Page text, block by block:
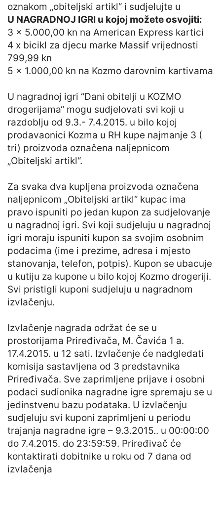
oznakom „obiteljski artikl“ i sudjelujte u
U NAGRADNOJ IGRI u kojoj možete osvojiti:
3 x 5.000,00 kn na American Express kartici
4 x bicikl za djecu marke Massif vrijednosti
799,99 kn
5 x 1.000,00 kn na Kozmo darovnim kartivama
U nagradnoj igri “Dani obitelji u KOZMO
drogerijama“ mogu sudjelovati svi koji u
razdoblju od 9.3.- 7.4.2015. u bilo kojoj
prodavaonici Kozma u RH kupe najmanje 3 (
tri) proizvoda označena naljepnicom
„Obiteljski artikl“.
Za svaka dva kupljena proizvoda označena
naljepnicom „Obiteljski artikl“ kupac ima
pravo ispuniti po jedan kupon za sudjelovanje
u nagradnoj igri. Svi koji sudjeluju u nagradnoj
igri moraju ispuniti kupon sa svojim osobnim
podacima (ime i prezime, adresa i mjesto
stanovanja, telefon, potpis). Kupon se ubacuje
u kutiju za kupone u bilo kojoj Kozmo drogeriji.
Svi pristigli kuponi sudjeluju u nagradnom
izvlačenju.
Izvlačenje nagrada održat će se u
prostorijama Priređivača, M. Čavića 1 a.
17.4.2015. u 12 sati. Izvlačenje će nadgledati
komisija sastavljena od 3 predstavnika
Priređivača. Sve zaprimljene prijave i osobni
podaci sudionika nagradne igre spremaju se u
jedinstvenu bazu podataka. U izvlačenju
sudjeluju svi kuponi zaprimljeni u periodu
trajanja nagradne igre – 9.3.2015.. u 00:00:00
do 7.4.2015. do 23:59:59. Priređivač će
kontaktirati dobitnike u roku od 7 dana od
izvlačenja